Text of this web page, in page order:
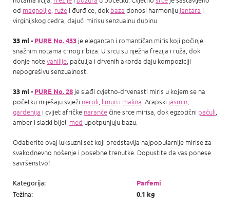
od magnolije ruže i đurđice, dok baza donosi harmoniju jantara i
virginijskog cedra, dajući mirisu senzualnu dubinu.
33 ml - PURE No. 433 je elegantan i romantičan miris koji počinje
snažnim notama crnog ribiza. U srcu su nježna frezija i ruža, dok
donje notevanilije , pačulija i drvenih akorda daju kompoziciji
nepogrešivu senzualnost.
33 ml - PURE No. 28 je slađi cvjetno-drvenasti miris u kojem se na
početku miješaju svježi neroli limun i malina . Arapski jasmin
gardenija i cvijet afričke narančečine srce mirisa, dok egzotični pačuli
amber i slatki bijeli med upotpunjuju bazu.
Odaberite ovaj luksuzni set koji predstavlja najpopularnije mirise za
svakodnevno nošenje i posebne trenutke. Dopustite da vas ponese
savršenstvo!
Kategorija:
Parfemi
Težina: 0.1 kg